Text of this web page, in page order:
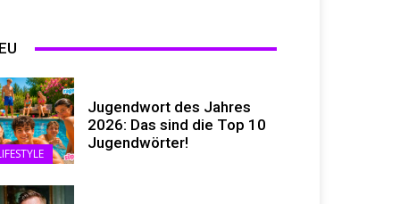
Jugendwort des Jahres
2026: Das sind die Top 10
Jugendwörter!